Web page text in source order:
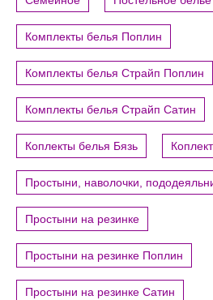
Комплекты белья Поплин
Комплекты белья Страйп Поплин
Комплекты белья Страйп Сатин
Коплекты белья Бязь
Простыни, наволочки,
Простыни на резинке
Простыни на резинке Поплин
Простыни на резинке Сатин